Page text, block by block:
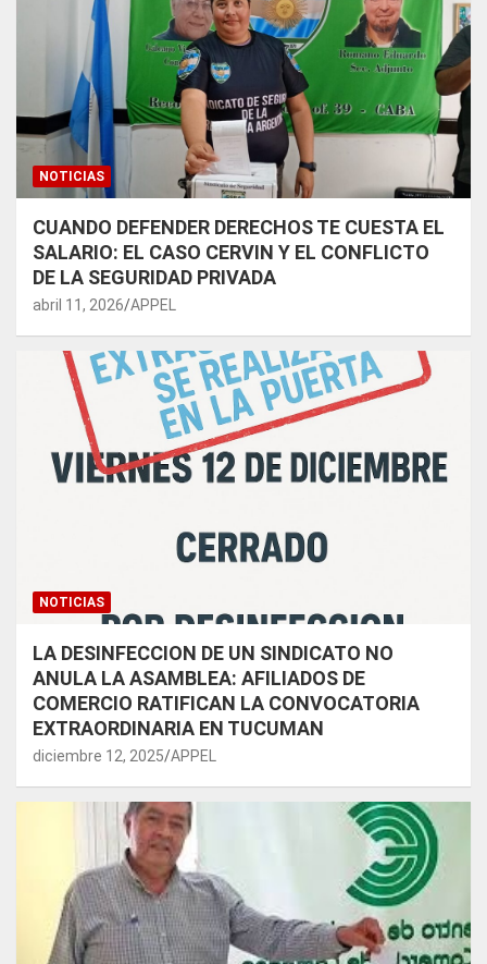
NOTICIAS
CUANDO DEFENDER DERECHOS TE CUESTA EL
SALARIO: EL CASO CERVIN Y EL CONFLICTO
DE LA SEGURIDAD PRIVADA
abril 11, 2026 APPEL
NOTICIAS
LA DESINFECCION DE UN SINDICATO NO
ANULA LA ASAMBLEA: AFILIADOS DE
COMERCIO RATIFICAN LA CONVOCATORIA
EXTRAORDINARIA EN TUCUMAN
diciembre 12, 2025 APPEL